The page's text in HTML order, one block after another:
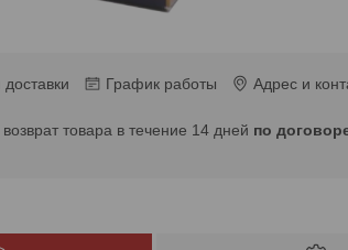
График работы Адрес и
возврат товара в течение 14 дней по